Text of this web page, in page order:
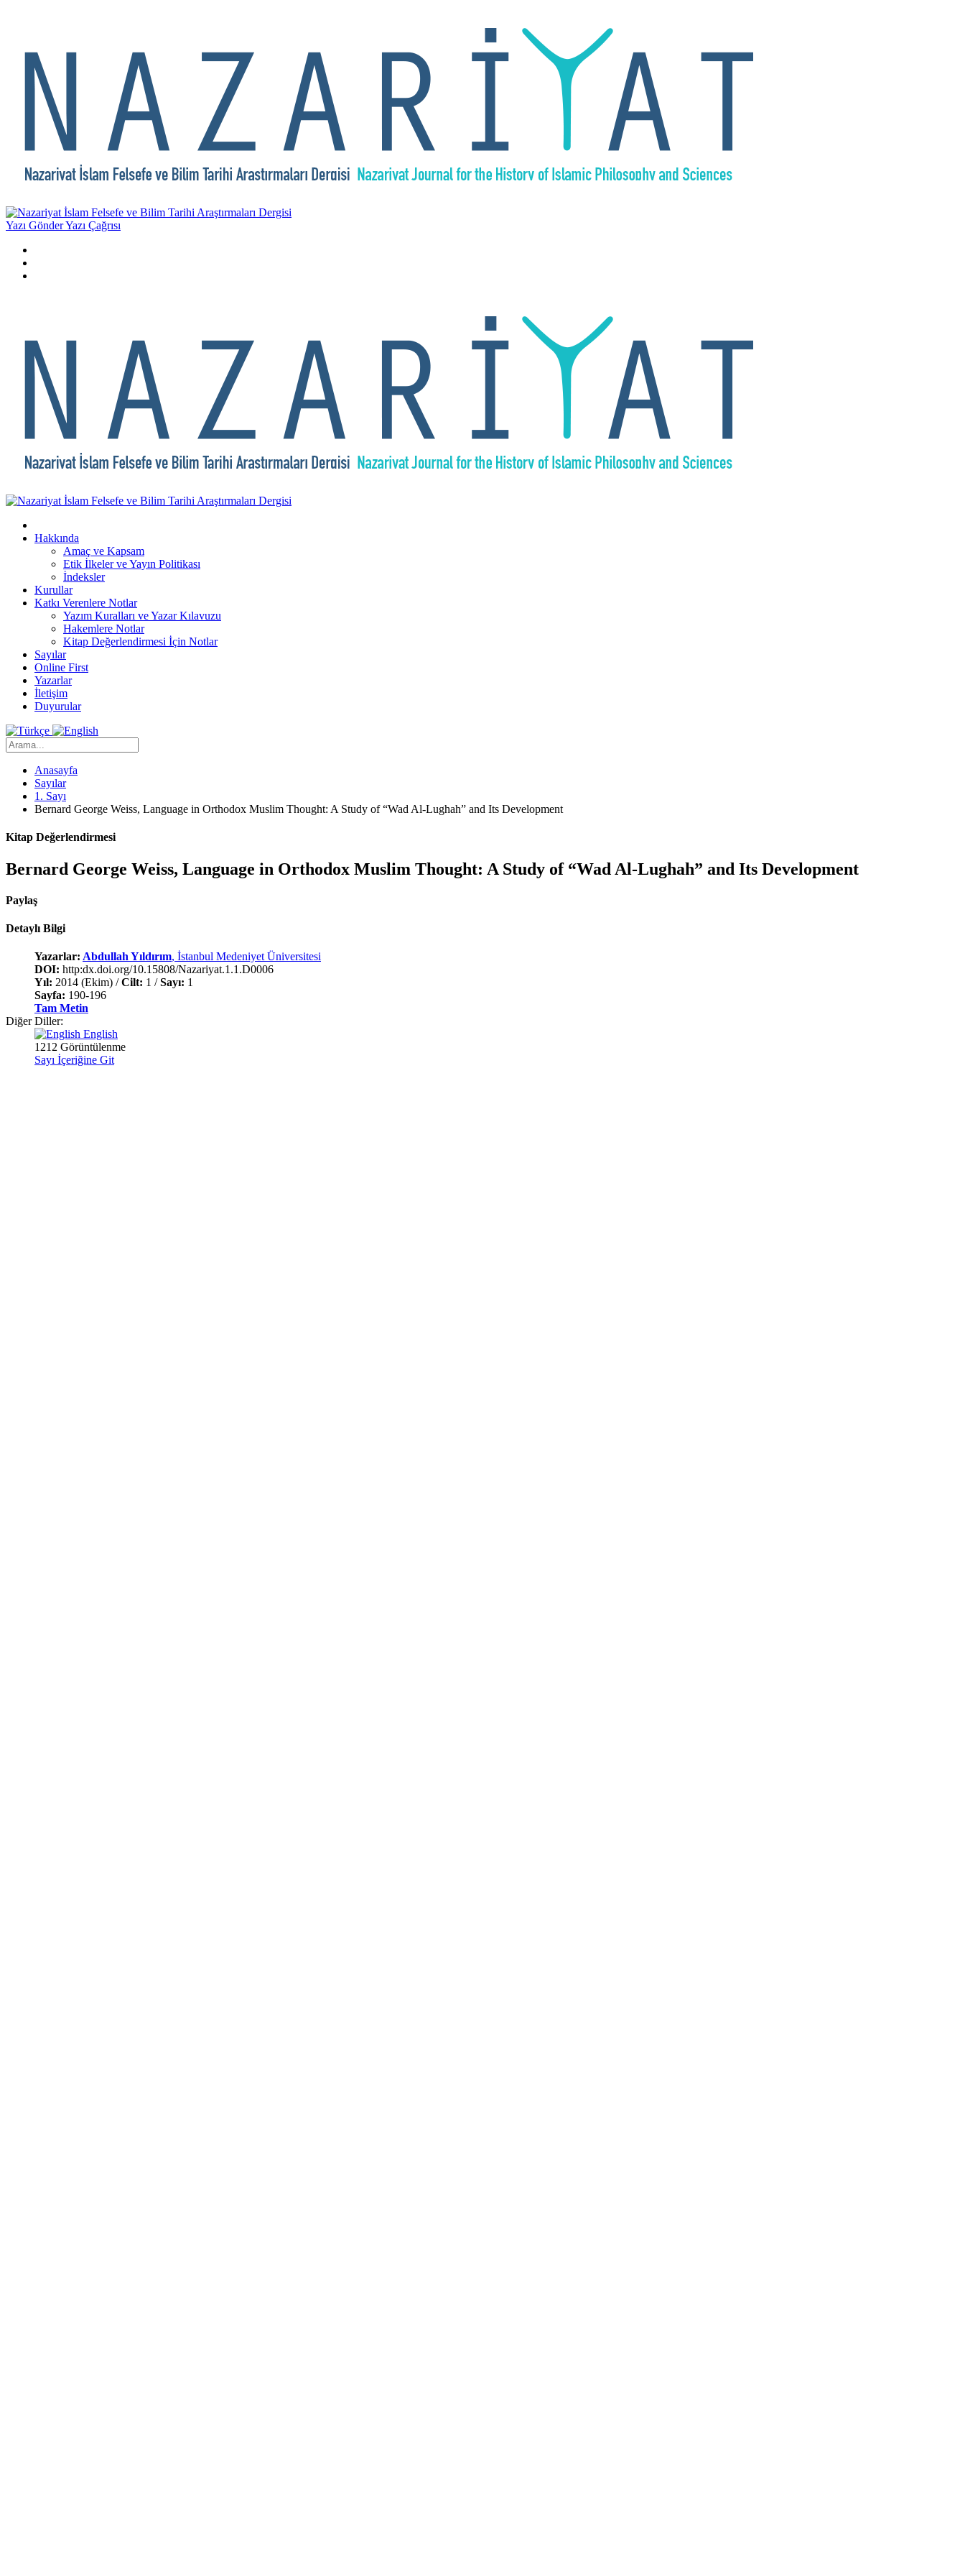
Yazı GönderYazı Çağrısı
Hakkında
Amaç ve Kapsam
Etik İlkeler ve Yayın Politikası
İndeksler
Kurullar
Katkı Verenlere Notlar
Yazım Kuralları ve Yazar Kılavuzu
Hakemlere Notlar
Kitap Değerlendirmesi İçin Notlar
Sayılar
Online First
Yazarlar
İletişim
Duyurular
Anasayfa
Sayılar
1. Sayı
Bernard George Weiss, Language in Orthodox Muslim Thought: A Study of “Wad Al-Lughah” and Its Development
Kitap Değerlendirmesi
Bernard George Weiss, Language in Orthodox Muslim Thought: A Study of “Wad Al-Lughah” and Its Development
Paylaş
Detaylı Bilgi
Yazarlar: Abdullah Yıldırım, İstanbul Medeniyet Üniversitesi
DOI: http:dx.doi.org/10.15808/Nazariyat.1.1.D0006
Yıl: 2014 (Ekim) /Cilt: 1 /Sayı: 1
Sayfa: 190-196
Tam Metin
Diğer Diller:
English
1212 Görüntülenme
Sayı İçeriğine Git